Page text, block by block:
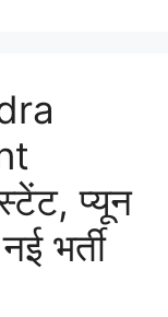
प्यून
भर्ती